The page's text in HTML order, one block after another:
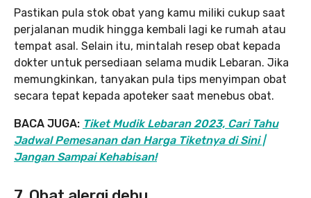
Pastikan pula stok obat yang kamu miliki cukup saat
perjalanan mudik hingga kembali lagi ke rumah atau
tempat asal. Selain itu, mintalah resep obat kepada
dokter untuk persediaan selama mudik Lebaran. Jika
memungkinkan, tanyakan pula tips menyimpan obat
secara tepat kepada apoteker saat menebus obat.
BACA JUGA: Tiket Mudik Lebaran 2023, Cari Tahu
Jadwal Pemesanan dan Harga Tiketnya di Sini |
Jangan Sampai Kehabisan!